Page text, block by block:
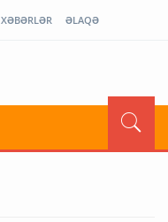
XƏBƏRLƏR ƏLAQƏ